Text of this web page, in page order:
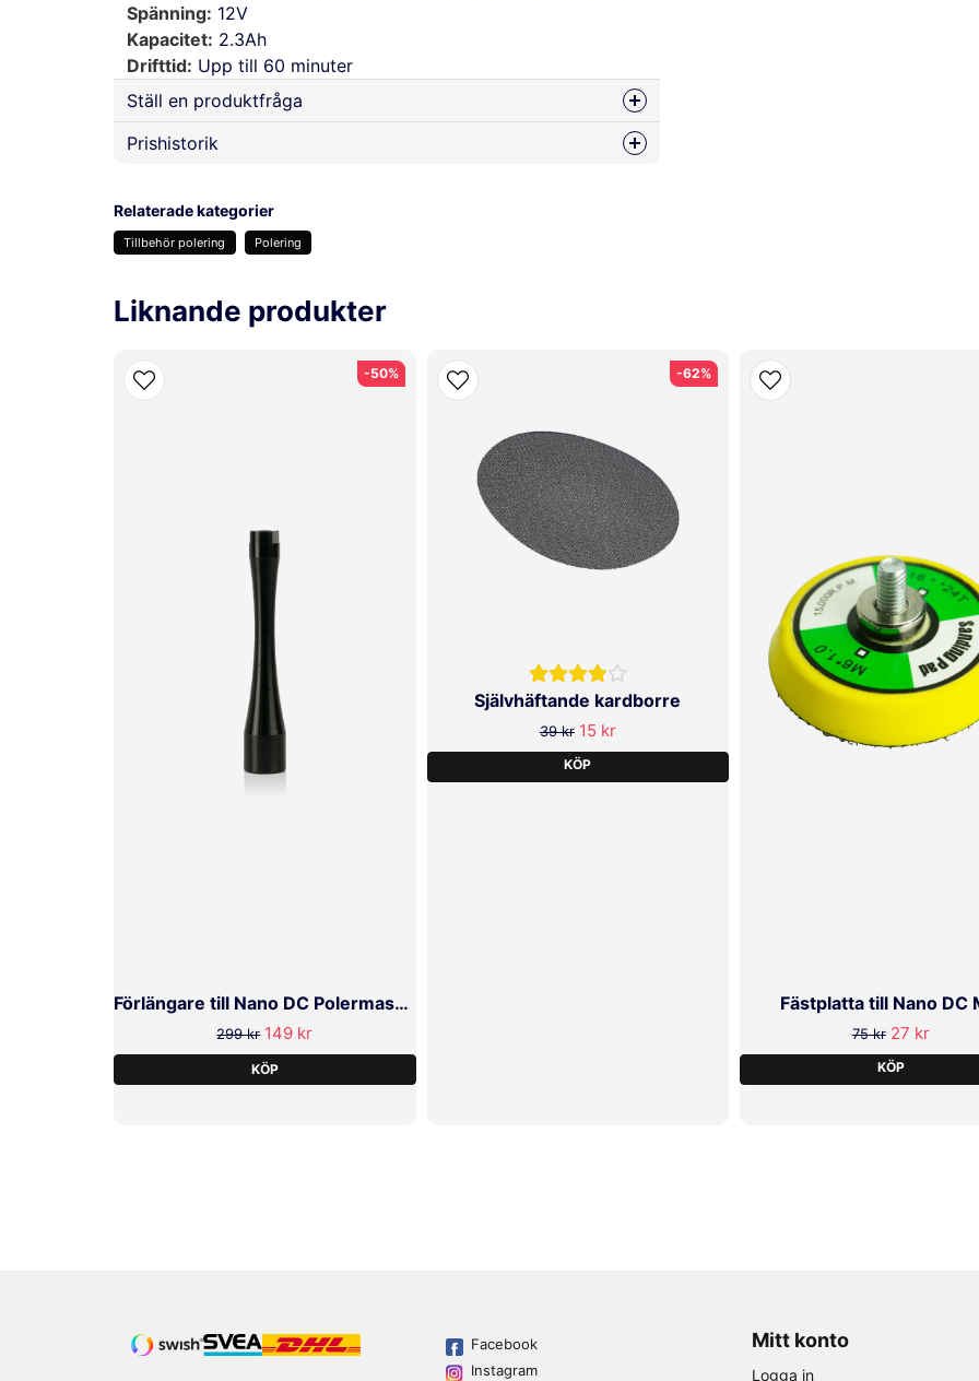
Spänning: 12V
Kapacitet: 2.3Ah
Drifttid: Upp till 60 minuter
Ställ en produktfråga
question
Ja, ni får publicera min fråga
Prishistorik
Relaterade kategorier
Tillbehör polering Polering
Liknande produkter
Förlängare till Nano DC Polermaskin
299 kr 149 kr
KÖP
-50%
Självhäftande kardborre
39 kr 15 kr
KÖP
-62%
Fästplatta till Nano DC
75 kr 27 kr
KÖP
Facebook
Instagram
Mitt konto
Logga in